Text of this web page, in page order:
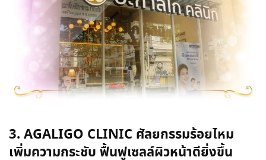
3. AGALIGO CLINIC ศัลยกรรมร้อยไหม
เพิ่มความกระชับ ฟื้นฟูเซลล์ผิวหน้าดียิ่งขึ้น